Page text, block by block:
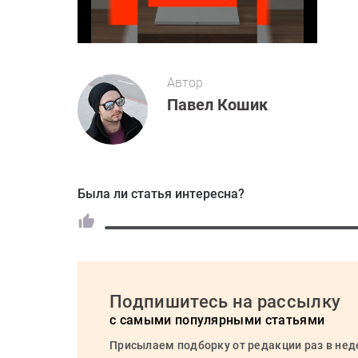
Автор
Павел Кошик
Была ли статья интересна?
Подпишитесь на рассылку
с самыми популярными статьями
Присылаем подборку от редакции раз в